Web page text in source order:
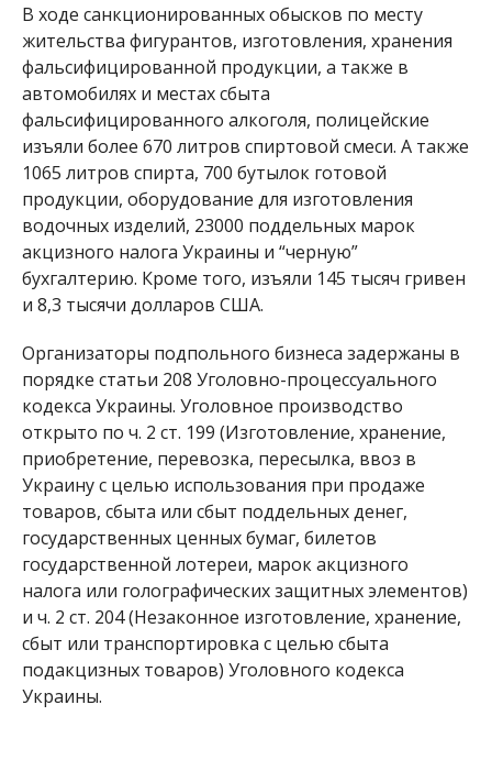
В ходе санкционированных обысков по месту
жительства фигурантов, изготовления, хранения
фальсифицированной продукции, а также в
автомобилях и местах сбыта
фальсифицированного алкоголя, полицейские
изъяли более 670 литров спиртовой смеси. А также
1065 литров спирта, 700 бутылок готовой
продукции, оборудование для изготовления
водочных изделий, 23000 поддельных марок
акцизного налога Украины и “черную”
бухгалтерию. Кроме того, изъяли 145 тысяч гривен
и 8,3 тысячи долларов США.
Организаторы подпольного бизнеса задержаны в
порядке статьи 208 Уголовно-процессуального
кодекса Украины. Уголовное производство
открыто по ч. 2 ст. 199 (Изготовление, хранение,
приобретение, перевозка, пересылка, ввоз в
Украину с целью использования при продаже
товаров, сбыта или сбыт поддельных денег,
государственных ценных бумаг, билетов
государственной лотереи, марок акцизного
налога или голографических защитных элементов)
и ч. 2 ст. 204 (Незаконное изготовление, хранение,
сбыт или транспортировка с целью сбыта
подакцизных товаров) Уголовного кодекса
Украины.